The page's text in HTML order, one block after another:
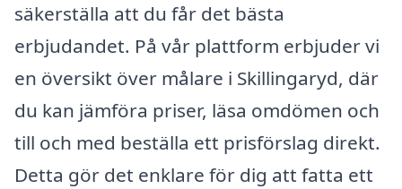
säkerställa att du får det bästa
erbjudandet. På vår plattform erbjuder vi
en översikt över målare i Skillingaryd, där
du kan jämföra priser, läsa omdömen och
till och med beställa ett prisförslag direkt.
Detta gör det enklare för dig att fatta ett